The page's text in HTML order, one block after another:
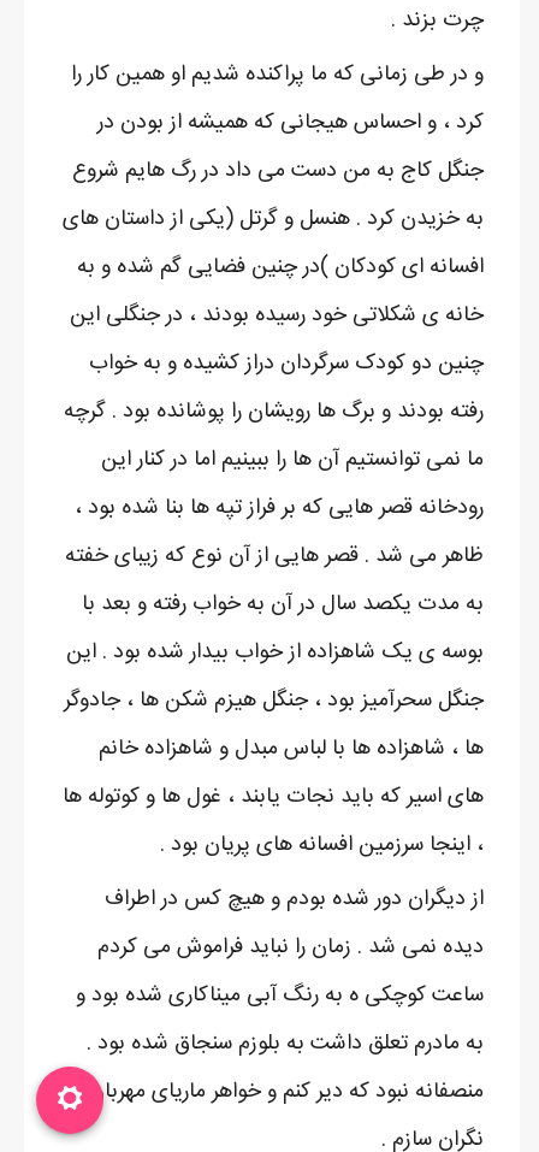
چرت بزند .
و در طی زمانی که ما پراکنده شدیم او همین کار را
کرد ، و احساس هیجانی که همیشه از بودن در
جنگل کاج به من دست می داد در رگ هایم شروع
به خزیدن کرد . هنسل و گرتل (یکی از داستان های
افسانه ای کودکان )در چنین فضایی گم شده و به
خانه ی شکلاتی خود رسیده بودند ، در جنگلی این
چنین دو کودک سرگردان دراز کشیده و به خواب
رفته بودند و برگ ها رویشان را پوشانده بود . گرچه
ما نمی توانستیم آن ها را ببینیم اما در کنار این
رودخانه قصر هایی که بر فراز تپه ها بنا شده بود ،
ظاهر می شد . قصر هایی از آن نوع که زیبای خفته
به مدت یکصد سال در آن به خواب رفته و بعد با
بوسه ی یک شاهزاده از خواب بیدار شده بود . این
جنگل سحرآمیز بود ، جنگل هیزم شکن ها ، جادوگر
ها ، شاهزاده ها با لباس مبدل و شاهزاده خانم
های اسیر که باید نجات یابند ، غول ها و کوتوله ها
، اینجا سرزمین افسانه های پریان بود .
از دیگران دور شده بودم و هیچ کس در اطراف
دیده نمی شد . زمان را نباید فراموش می کردم
ساعت کوچکی ه به رنگ آبی میناکاری شده بود و
به مادرم تعلق داشت به بلوزم سنجاق شده بود .
منصفانه نبود که دیر کنم و خواهر ماریای مهربان را
نگران سازم .